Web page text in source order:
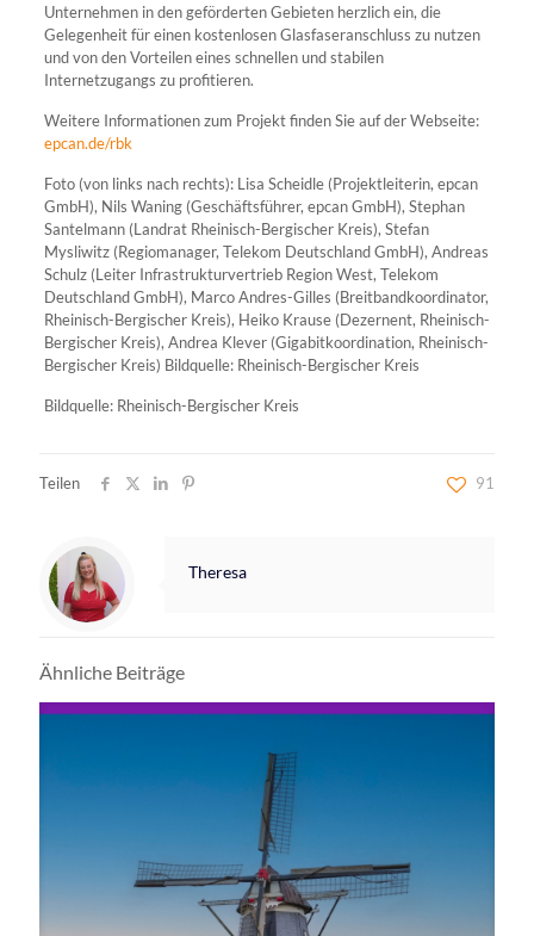
Unternehmen in den geförderten Gebieten herzlich ein, die
Gelegenheit für einen kostenlosen Glasfaseranschluss zu nutzen
und von den Vorteilen eines schnellen und stabilen
Internetzugangs zu profitieren.
Weitere Informationen zum Projekt finden Sie auf der Webseite:
epcan.de/rbk
Foto (von links nach rechts): Lisa Scheidle (Projektleiterin, epcan
GmbH), Nils Waning (Geschäftsführer, epcan GmbH), Stephan
Santelmann (Landrat Rheinisch-Bergischer Kreis), Stefan
Mysliwitz (Regiomanager, Telekom Deutschland GmbH), Andreas
Schulz (Leiter Infrastrukturvertrieb Region West, Telekom
Deutschland GmbH), Marco Andres-Gilles (Breitbandkoordinator,
Rheinisch-Bergischer Kreis), Heiko Krause (Dezernent, Rheinisch-
Bergischer Kreis), Andrea Klever (Gigabitkoordination, Rheinisch-
Bergischer Kreis) Bildquelle: Rheinisch-Bergischer Kreis
Bildquelle: Rheinisch-Bergischer Kreis
Teilen 91
Theresa
Ähnliche Beiträge